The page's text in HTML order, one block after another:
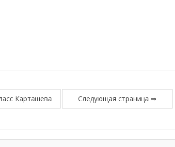
Карташева Следующая страница ⇒